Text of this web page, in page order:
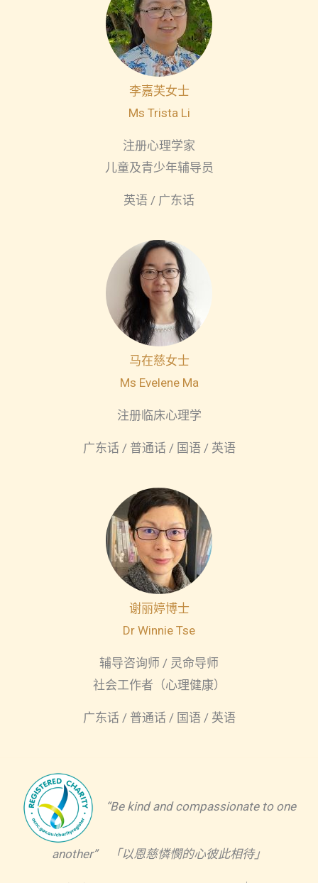
李嘉芙女士
Ms Trista Li
注册心理学家
儿童及青少年辅导员
英语 / 广东话
马在慈女士
Ms Evelene Ma
注册临床心理学
广东话 / 普通话 / 国语 / 英语
谢丽婷博士
Dr Winnie Tse
辅导咨询师 / 灵命导师
社会工作者（心理健康）
广东话 / 普通话 / 国语 / 英语
“Be kind and compassionate to one
another” 「以恩慈憐憫的心彼此相待」